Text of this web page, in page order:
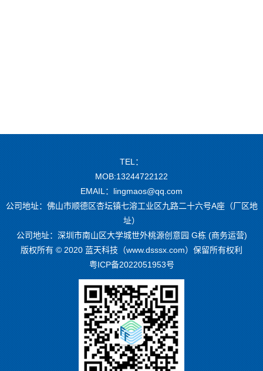
TEL：
MOB:13244722122
EMAIL：lingmaos@qq.com
公司地址：佛山市顺德区杏坛镇七溶工业区九路二十六号A座（厂区地
址）
公司地址：深圳市南山区大学城世外桃源创意园 G栋 (商务运营)
版权所有 © 2020 蓝天科技（www.dsssx.com）保留所有权利
粤ICP备2022051953号